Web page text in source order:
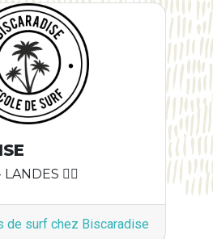
🏄‍♂️
de surf chez Biscaradise